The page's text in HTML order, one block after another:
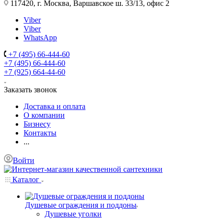
117420, г. Москва, Варшавское ш. 33/13, офис 2
Viber
Viber
WhatsApp
+7 (495) 66-444-60
+7 (495) 66-444-60
+7 (925) 664-44-60
Заказать звонок
Доставка и оплата
О компании
Бизнесу
Контакты
...
Войти
Каталог
Душевые ограждения и поддоны
Душевые уголки